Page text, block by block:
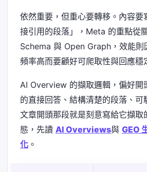
依然重要，但重心要轉移。內容要
接引用的段落」，Meta 的重點從
Schema 與 Open Graph，效能則
頻率高而要顧好可爬取性與回應穩
AI Overview 的擷取邏輯，偏好開
的直接回答、結構清楚的段落、可
文章開頭那段就是刻意寫給它擷取
態，先讀 AI Overviews與 GEO
化 。